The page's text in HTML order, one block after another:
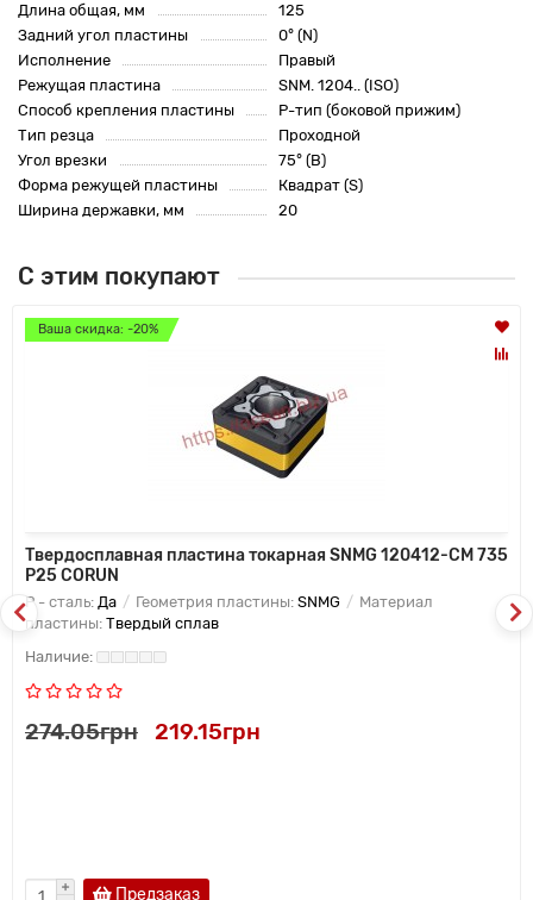
Длина общая, мм
125
Задний угол пластины
0° (N)
Исполнение
Правый
Режущая пластина
SNM. 1204.. (ISO)
Способ крепления пластины
P-тип (боковой прижим)
Тип резца
Проходной
Угол врезки
75° (B)
Форма режущей пластины
Квадрат (S)
Ширина державки, мм
20
С этим покупают
Ваша скидка: -20%
Твердосплавная пластина токарная SNMG 120412-CM 735
P25 CORUN
P - сталь: Да Геометрия пластины: SNMG
Материал
пластины: Твердый сплав
274.05грн 219.15грн
Предзаказ